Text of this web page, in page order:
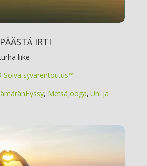
IRTI
liike.
Soiva syvärentoutus™
, Metsäjooga, Uni ja